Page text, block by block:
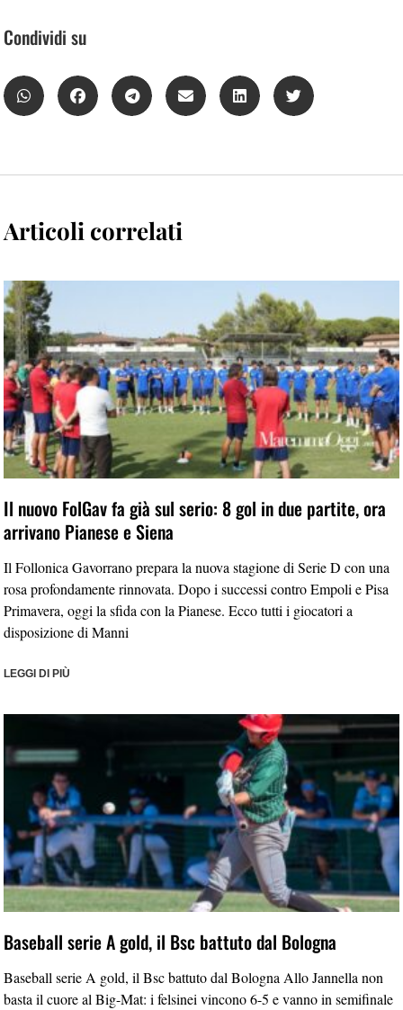
Condividi su
Articoli correlati
Il nuovo FolGav fa già sul serio: 8 gol in due partite, ora
arrivano Pianese e Siena
Il Follonica Gavorrano prepara la nuova stagione di Serie D con una
rosa profondamente rinnovata. Dopo i successi contro Empoli e Pisa
Primavera, oggi la sfida con la Pianese. Ecco tutti i giocatori a
disposizione di Manni
LEGGI DI PIÙ
Baseball serie A gold, il Bsc battuto dal Bologna
Baseball serie A gold, il Bsc battuto dal Bologna Allo Jannella non
basta il cuore al Big-Mat: i felsinei vincono 6-5 e vanno in semifinale